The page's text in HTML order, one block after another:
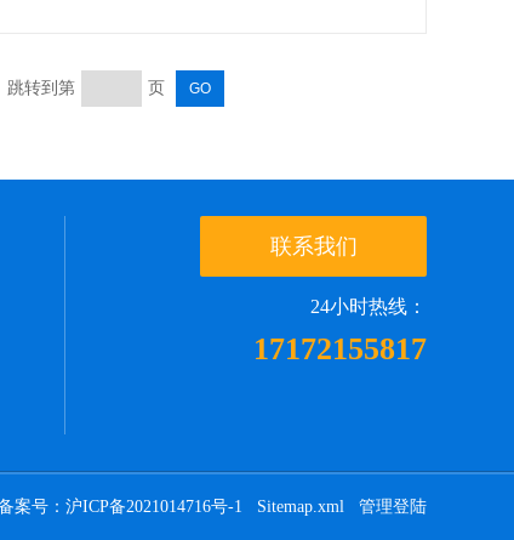
跳转到第 页
联系我们
24小时热线：
17172155817
案号：沪ICP备2021014716号-1 Sitemap.xml 管理登陆